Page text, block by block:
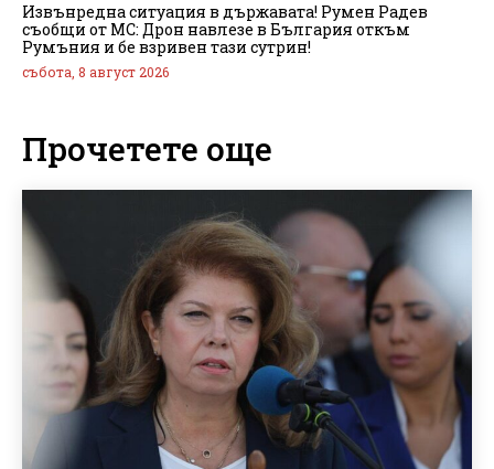
Извънредна ситуация в държавата! Румен Радев
съобщи от МС: Дрон навлезе в България откъм
Румъния и бе взривен тази сутрин!
събота, 8 август 2026
Прочетете още